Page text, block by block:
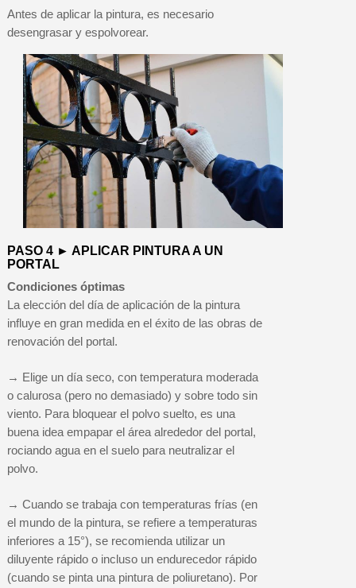
Antes de aplicar la pintura, es necesario
desengrasar y espolvorear.
PASO 4 ► APLICAR PINTURA A UN
PORTAL
Condiciones óptimas
La elección del día de aplicación de la pintura
influye en gran medida en el éxito de las obras de
renovación del portal.
→ Elige un día seco, con temperatura moderada
o calurosa (pero no demasiado) y sobre todo sin
viento. Para bloquear el polvo suelto, es una
buena idea empapar el área alrededor del portal,
rociando agua en el suelo para neutralizar el
polvo.
→ Cuando se trabaja con temperaturas frías (en
el mundo de la pintura, se refiere a temperaturas
inferiores a 15°), se recomienda utilizar un
diluyente rápido o incluso un endurecedor rápido
(cuando se pinta una pintura de poliuretano). Por